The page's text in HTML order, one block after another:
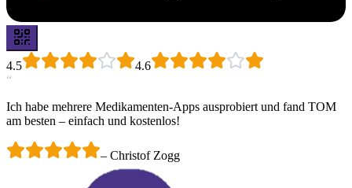
4.5
4.6
“
Ich habe mehrere Medikamenten-Apps ausprobiert und fand TOM
am besten – einfach und kostenlos!
– Christof Zogg